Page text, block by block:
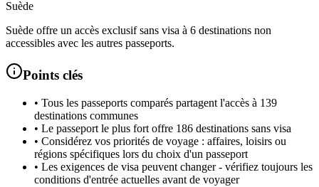
Suède
Suède offre un accès exclusif sans visa à 6 destinations non
accessibles avec les autres passeports.
Points clés
• Tous les passeports comparés partagent l'accès à 139
destinations communes
• Le passeport le plus fort offre 186 destinations sans visa
• Considérez vos priorités de voyage : affaires, loisirs ou
régions spécifiques lors du choix d'un passeport
• Les exigences de visa peuvent changer - vérifiez toujours les
conditions d'entrée actuelles avant de voyager